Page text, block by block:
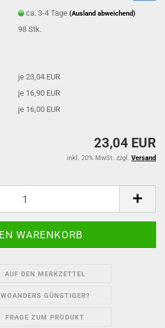
ca. 3-4 Tage(Ausland abweichend)
98Stk.
je 23,04 EUR
je 16,90 EUR
je 16,00 EUR
23,04 EUR
inkl. 20% MwSt. zzgl. Versand
AUF DEN MERKZETTEL
WOANDERS GÜNSTIGER?
FRAGE ZUM PRODUKT